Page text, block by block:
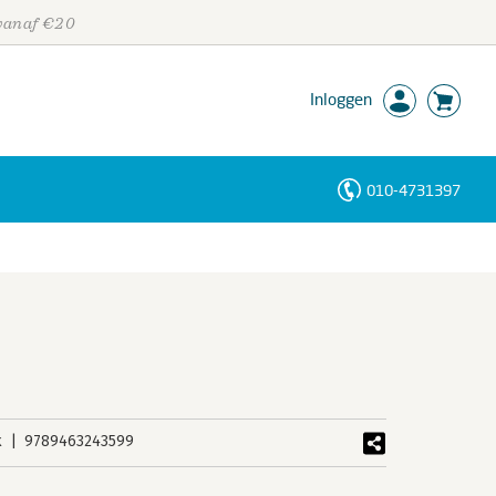
€20
Inloggen
010-4731397
9789463243599
Personen